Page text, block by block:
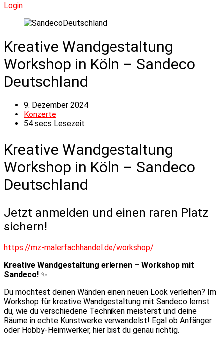
Login
Kreative Wandgestaltung
Workshop in Köln – Sandeco
Deutschland
9. Dezember 2024
Konzerte
54 secs Lesezeit
Kreative Wandgestaltung
Workshop in Köln – Sandeco
Deutschland
Jetzt anmelden und einen raren Platz
sichern!
https://mz-malerfachhandel.de/workshop/
Kreative Wandgestaltung erlernen – Workshop mit
Sandeco! ✨
Du möchtest deinen Wänden einen neuen Look verleihen? Im
Workshop für kreative Wandgestaltung mit Sandeco lernst
du, wie du verschiedene Techniken meisterst und deine
Räume in echte Kunstwerke verwandelst! Egal ob Anfänger
oder Hobby-Heimwerker, hier bist du genau richtig.